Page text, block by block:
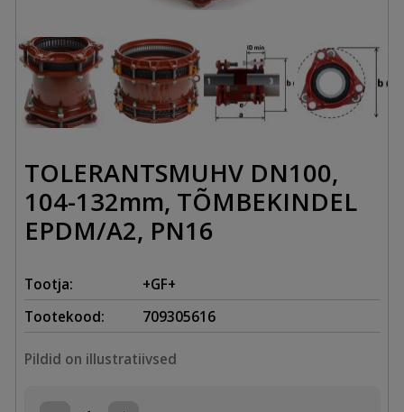
TOLERANTSMUHV DN100,
104-132mm, TÕMBEKINDEL
EPDM/A2, PN16
Tootja:
+GF+
Tootekood:
709305616
Pildid on illustratiivsed